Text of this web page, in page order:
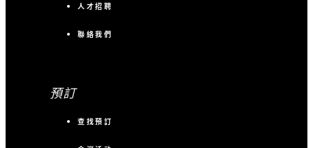
人才招聘
聯絡我們
預訂
查找預訂